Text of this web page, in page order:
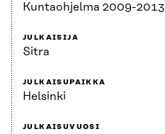
Kuntaohjelma 2009-2013
JULKAISIJA
Sitra
JULKAISUPAIKKA
Helsinki
JULKAISUVUOSI